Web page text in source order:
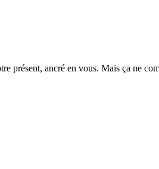
présent, ancré en vous. Mais ça ne